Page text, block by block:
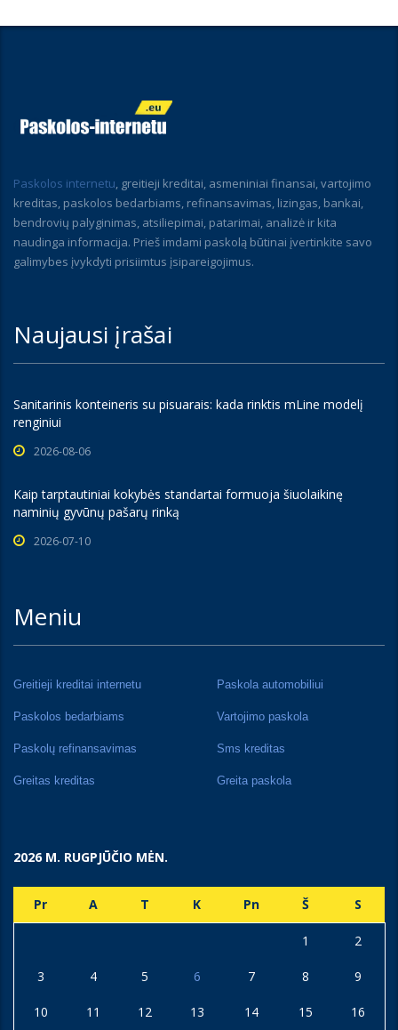
Paskolos internetu, greitieji kreditai, asmeniniai finansai, vartojimo
kreditas, paskolos bedarbiams, refinansavimas, lizingas, bankai,
bendrovių palyginimas, atsiliepimai, patarimai, analizė ir kita
naudinga informacija. Prieš imdami paskolą būtinai įvertinkite savo
galimybes įvykdyti prisiimtus įsipareigojimus.
Naujausi įrašai
Sanitarinis konteineris su pisuarais: kada rinktis mLine modelį
renginiui
2026-08-06
Kaip tarptautiniai kokybės standartai formuoja šiuolaikinę
naminių gyvūnų pašarų rinką
2026-07-10
Meniu
Greitieji kreditai internetu Paskola automobiliui
Paskolos bedarbiams Vartojimo paskola
Paskolų refinansavimas Sms kreditas
Greitas kreditas Greita paskola
2026 M. RUGPJŪČIO MĖN.
Pr A T K Pn Š S
1 2
3 4 5 6 7 8 9
10 11 12 13 14 15 16